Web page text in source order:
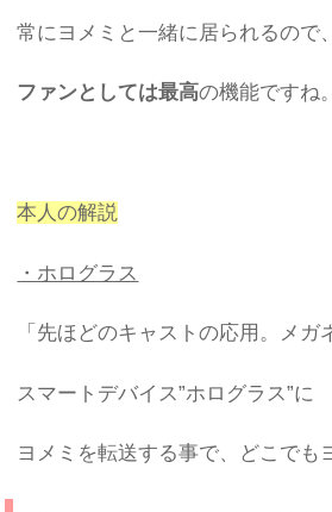
常にヨメミと一緒に居られるので、
ファンとしては最高の機能ですね。
本人の解説
・ホログラス
「先ほどのキャストの応用。メガ
スマートデバイス”ホログラス”に
ヨメミを転送する事で、どこでも